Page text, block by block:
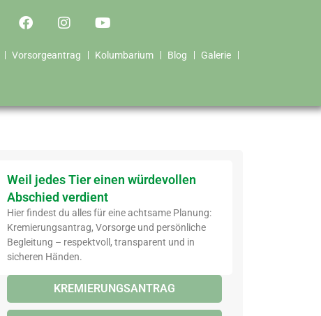
Vorsorgeantrag Kolumbarium Blog
Galerie
Weil jedes Tier einen würdevollen
Abschied verdient
Hier findest du alles für eine achtsame Planung:
Kremierungsantrag, Vorsorge und persönliche
Begleitung – respektvoll, transparent und in
sicheren Händen.
KREMIERUNGSANTRAG